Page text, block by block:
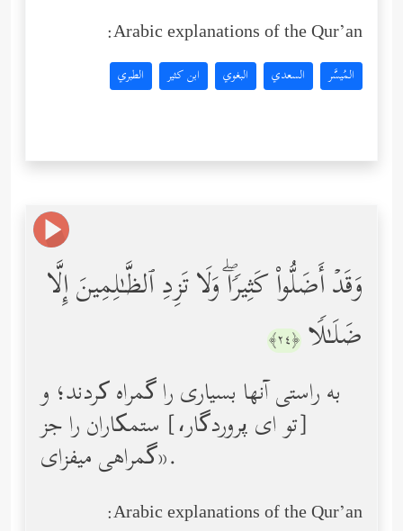
Arabic explanations of the Qur’an:
المُيسَّر السعدي البغوي ابن كثير الطبري
وَقَدۡ أَضَلُّواْ كَثِیرࣰاۖ وَلَا تَزِدِ ٱلظَّـٰلِمِینَ إِلَّا
ضَلَـٰلࣰا ﴿٢٤﴾
به راستی آنها بسیاری را گمراه کردند؛ و
[تو ای پروردگار،] ستمکاران را جز
گمراهی میفزای».
Arabic explanations of the Qur’an: